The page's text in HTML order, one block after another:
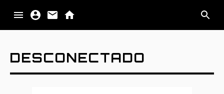
IMAGEN
DESCONECTADO